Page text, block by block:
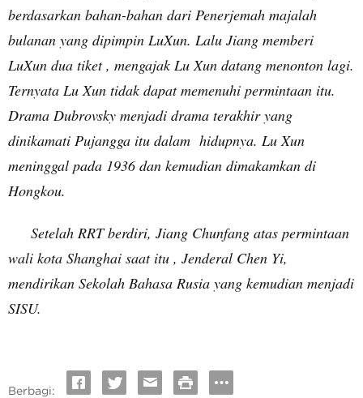
berdasarkan bahan-bahan dari Penerjemah majalah
bulanan yang dipimpin LuXun. Lalu Jiang memberi
LuXun dua tiket , mengajak Lu Xun datang menonton lagi.
Ternyata Lu Xun tidak dapat memenuhi permintaan itu.
Drama Dubrovsky menjadi drama terakhir yang
dinikamati Pujangga itu dalam hidupnya. Lu Xun
meninggal pada 1936 dan kemudian dimakamkan di
Hongkou.
Setelah RRT berdiri, Jiang Chunfang atas permintaan
wali kota Shanghai saat itu , Jenderal Chen Yi,
mendirikan Sekolah Bahasa Rusia yang kemudian menjadi
SISU.
Berbagi: